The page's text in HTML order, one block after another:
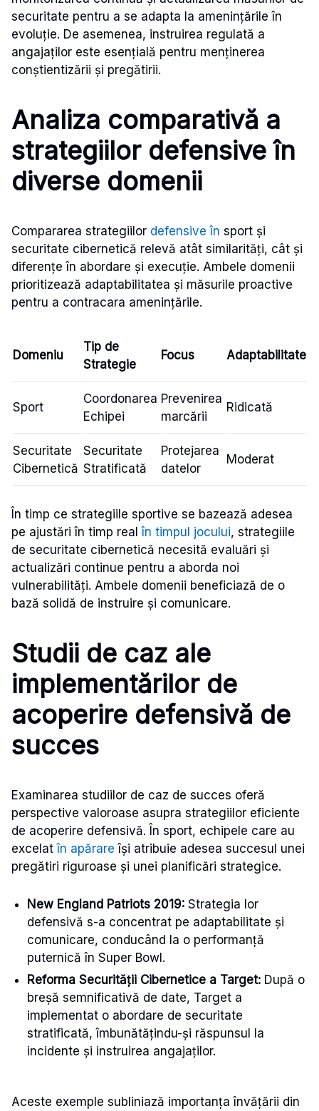
securitate pentru a se adapta la amenințările în
evoluție. De asemenea, instruirea regulată a
angajaților este esențială pentru menținerea
conștientizării și pregătirii.
Analiza comparativă a
strategiilor defensive în
diverse domenii
Compararea strategiilor defensive în sport și
securitate cibernetică relevă atât similarități, cât și
diferențe în abordare și execuție. Ambele domenii
prioritizează adaptabilitatea și măsurile proactive
pentru a contracara amenințările.
Domeniu
Tip de
Strategie
Focus Adaptabilitate
Sport
Coordonarea
Echipei
Prevenirea
marcării
Ridicată
Securitate
Cibernetică
Securitate
Stratificată
Protejarea
datelor
Moderat
În timp ce strategiile sportive se bazează adesea
pe ajustări în timp realîn timpul jocului, strategiile
de securitate cibernetică necesită evaluări și
actualizări continue pentru a aborda noi
vulnerabilități. Ambele domenii beneficiază de o
bază solidă de instruire și comunicare.
Studii de caz ale
implementărilor de
acoperire defensivă de
succes
Examinarea studiilor de caz de succes oferă
perspective valoroase asupra strategiilor eficiente
de acoperire defensivă. În sport, echipele care au
excelatîn apărare își atribuie adesea succesul unei
pregătiri riguroase și unei planificări strategice.
New England Patriots 2019: Strategia lor
defensivă s-a concentrat pe adaptabilitate și
comunicare, conducând la o performanță
puternică în Super Bowl.
Reforma Securității Cibernetice a Target: După o
breșă semnificativă de date, Target a
implementat o abordare de securitate
stratificată, îmbunătățindu-și răspunsul la
incidente și instruirea angajaților.
Aceste exemple subliniază importanța învățării din